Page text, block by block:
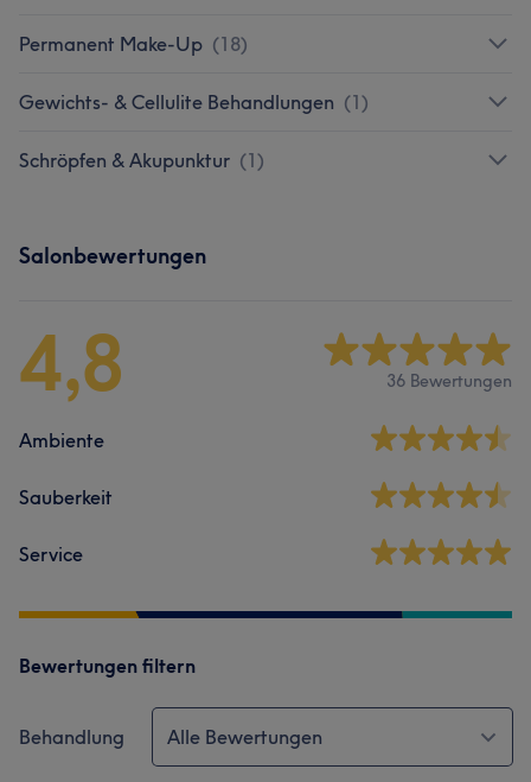
Permanent Make-Up (18)
Gewichts- & Cellulite Behandlungen (1)
Schröpfen & Akupunktur (1)
Salonbewertungen
4,8 36 Bewertungen
Ambiente
Sauberkeit
Service
Bewertungen filtern
Behandlung Alle Bewertungen